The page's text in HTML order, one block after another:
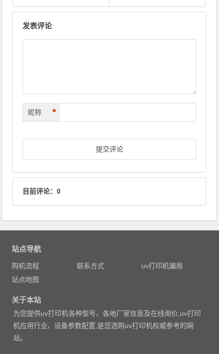
发表评论
昵称 *
目前评论：0
站点导航
购机流程 联系方式
uv打印机骗局
站点地图
关于本站
为您提供uv打印机各种型号、各地厂家信息及在线询价,uv打印
机应用行业、设备参数配置,是您选购uv打印机权威参考的网
站。